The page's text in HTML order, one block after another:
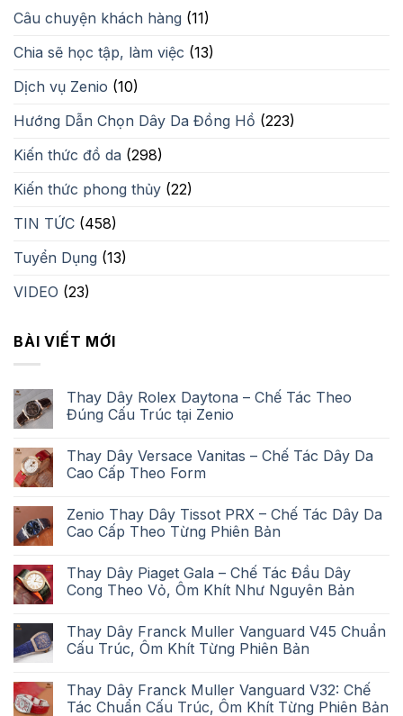
Câu chuyện khách hàng (11)
Chia sẽ học tập, làm việc (13)
Dịch vụ Zenio (10)
Hướng Dẫn Chọn Dây Da Đồng Hồ (223)
Kiến thức đồ da (298)
Kiến thức phong thủy (22)
TIN TỨC (458)
Tuyển Dụng (13)
VIDEO (23)
BÀI VIẾT MỚI
Thay Dây Rolex Daytona – Chế Tác Theo
Đúng Cấu Trúc tại Zenio
Thay Dây Versace Vanitas – Chế Tác Dây Da
Cao Cấp Theo Form
Zenio Thay Dây Tissot PRX – Chế Tác Dây Da
Cao Cấp Theo Từng Phiên Bản
Thay Dây Piaget Gala – Chế Tác Đầu Dây
Cong Theo Vỏ, Ôm Khít Như Nguyên Bản
Thay Dây Franck Muller Vanguard V45 Chuẩn
Cấu Trúc, Ôm Khít Từng Phiên Bản
Thay Dây Franck Muller Vanguard V32: Chế
Tác Chuẩn Cấu Trúc, Ôm Khít Từng Phiên Bản